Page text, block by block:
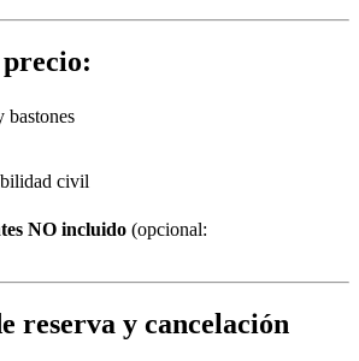
bastones
civil
NO incluido (opcional:
reserva y cancelación